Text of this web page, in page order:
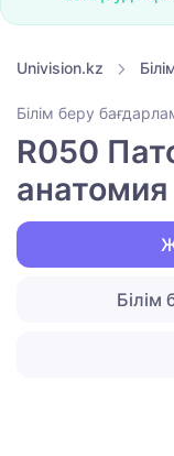
Univision.kz
Білім беру
R050
анатомия
Білім